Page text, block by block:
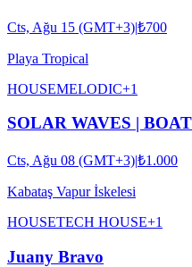
Cts, Ağu 15 (GMT+3)|₺700
Playa Tropical
HOUSEMELODIC+1
SOLAR WAVES |
Cts, Ağu 08 (GMT+3)|₺1.000
Kabataş Vapur İskelesi
HOUSETECH HOUSE+1
Juany Bravo